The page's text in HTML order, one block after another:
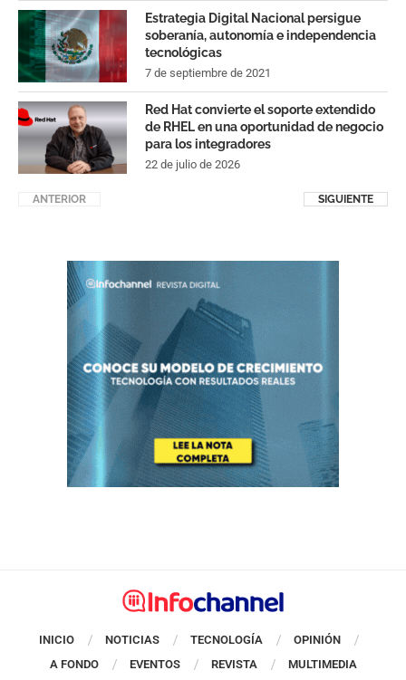
Estrategia Digital Nacional persigue
soberanía, autonomía e independencia
tecnológicas
7 de septiembre de 2021
Red Hat convierte el soporte extendido
de RHEL en una oportunidad de negocio
para los integradores
22 de julio de 2026
ANTERIOR SIGUIENTE
INICIO NOTICIAS TECNOLOGÍA
OPINIÓN
A FONDO
EVENTOS REVISTA MULTIMEDIA